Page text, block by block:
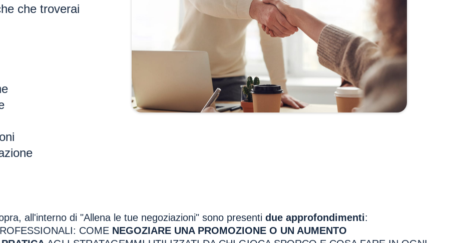
che troverai
all'interno di "Allena le tue negoziazioni" sono presentidue approfondimenti:
COME NEGOZIARE UNA PROMOZIONE O UN AUMENTO